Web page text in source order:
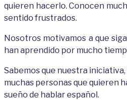
quieren hacerlo. Conocen
sentido frustrados.
Nosotros motivamos a que
han aprendido por mucho
Sabemos que nuestra
muchas personas que quieren
sueño de hablar español.